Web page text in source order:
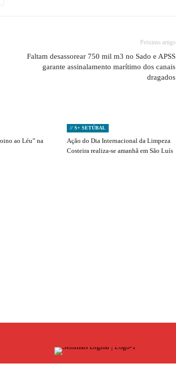
Próximo artigo
Faltam desassorear 750 mil m3 no Sado e APSS
garante assinalamento marítimo dos canais
dragados
ao Léu” na
// S+ SETÚBAL
Ação do Dia Internacional da Limpeza
Costeira realiza-se amanhã em São Luís